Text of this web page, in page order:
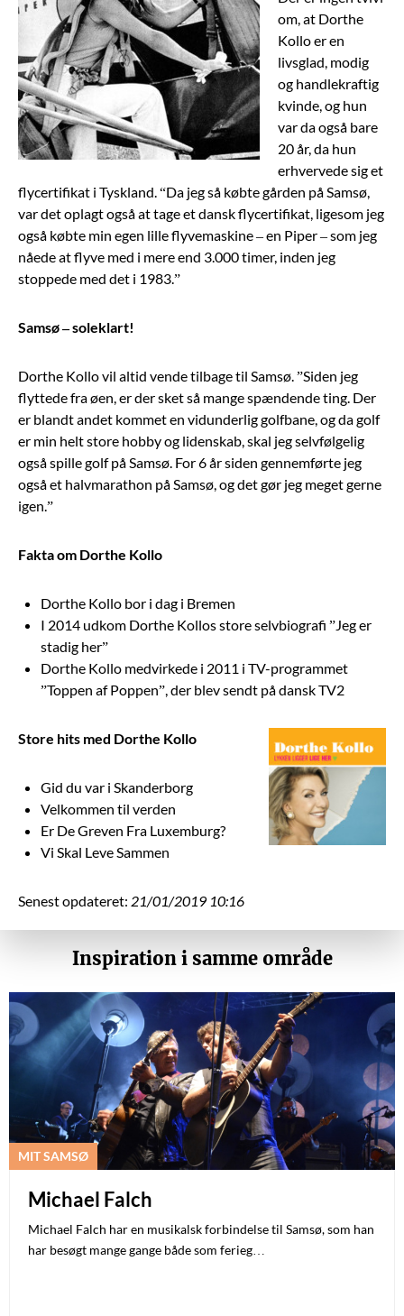
om, at Dorthe
Kollo er en
livsglad, modig
og handlekraftig
kvinde, og hun
var da også bare
20 år, da hun
erhvervede sig et
flycertifikat i Tyskland. “Da jeg så købte gården på Samsø,
var det oplagt også at tage et dansk flycertifikat, ligesom jeg
også købte min egen lille flyvemaskine – en Piper – som jeg
nåede at flyve med i mere end 3.000 timer, inden jeg
stoppede med det i 1983.”
Samsø – soleklart!
Dorthe Kollo vil altid vende tilbage til Samsø. ”Siden jeg
flyttede fra øen, er der sket så mange spændende ting. Der
er blandt andet kommet en vidunderlig golfbane, og da golf
er min helt store hobby og lidenskab, skal jeg selvfølgelig
også spille golf på Samsø. For 6 år siden gennemførte jeg
også et halvmarathon på Samsø, og det gør jeg meget gerne
igen.”
Fakta om Dorthe Kollo
Dorthe Kollo bor i dag i Bremen
I 2014 udkom Dorthe Kollos store selvbiografi ”Jeg er
stadig her”
Dorthe Kollo medvirkede i 2011 i TV-programmet
”Toppen af Poppen”, der blev sendt på dansk TV2
Store hits med Dorthe Kollo
Gid du var i Skanderborg
Velkommen til verden
Er De Greven Fra Luxemburg?
Vi Skal Leve Sammen
Senest opdateret: 21/01/2019 10:16
Inspiration i samme område
MIT SAMSØ
Michael Falch
Michael Falch har en musikalsk forbindelse til Samsø, som han
har besøgt mange gange både som ferieg…